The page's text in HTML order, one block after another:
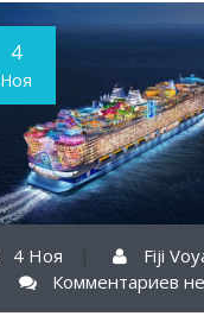
4
Ноя
4 Ноя
Fiji
Комментариев